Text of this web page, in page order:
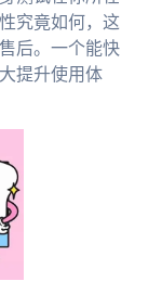
究竟如何，这
后。一个能快
提升使用体